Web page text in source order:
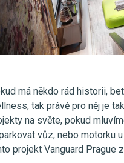
má někdo rád historii,
tak právě pro něj je
na světe, pokud
vůz, nebo motorku
projekt Vanguard Prague